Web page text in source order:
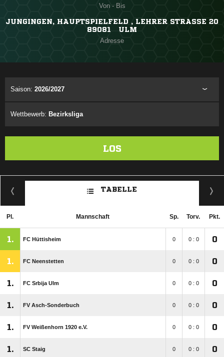
Von - Bis
JUNGINGEN, HAUPTSPIELFELD , LEHRER STRASSE 20
89081 ULM
Adresse
Saison: 2026/2027
Wettbewerb: Bezirksliga
LOS
TABELLE
Pl. Mannschaft Sp. Torv. Pkt.
1. FC Hüttisheim 0 0 : 0 0
1. FC Neenstetten 0 0 : 0 0
1. FC Srbija Ulm 0 0 : 0 0
1. FV Asch-Sonderbuch 0 0 : 0 0
1. FV Weißenhorn 1920 e.V. 0 0 : 0 0
1. SC Staig 0 0 : 0 0